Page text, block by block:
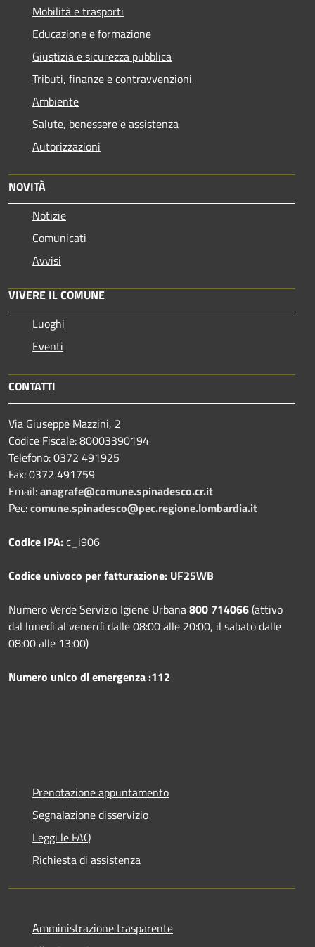
Mobilità e trasporti
Educazione e formazione
Giustizia e sicurezza pubblica
Tributi, finanze e contravvenzioni
Ambiente
Salute, benessere e assistenza
Autorizzazioni
NOVITÀ
Notizie
Comunicati
Avvisi
VIVERE IL COMUNE
Luoghi
Eventi
CONTATTI
Via Giuseppe Mazzini, 2
Codice Fiscale: 80003390194
Telefono:0372 491925
Fax:0372 491759
Email:anagrafe@comune.spinadesco.cr.it
Pec:comune.spinadesco@pec.regione.lombardia.it
Codice IPA:c_i906
Codice univoco per fatturazione: UF25WB
Numero Verde Servizio Igiene Urbana800 714066(attivo
dal lunedì al venerdì dalle 08:00 alle 20:00, il sabato dalle
08:00 alle 13:00)
Numero unico di emergenza :112
Prenotazione appuntamento
Segnalazione disservizio
Leggi le FAQ
Richiesta di assistenza
Amministrazione trasparente